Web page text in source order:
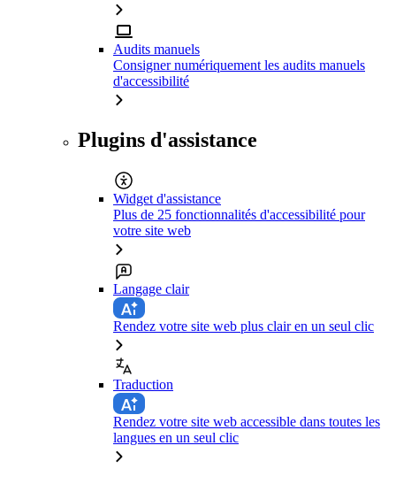
Audits manuels
Consigner numériquement les audits manuels
d'accessibilité
Plugins d'assistance
Widget d'assistance
Plus de 25 fonctionnalités d'accessibilité pour
votre site web
Langage clair
Rendez votre site web plus clair en un seul clic
Traduction
Rendez votre site web accessible dans toutes les
langues en un seul clic